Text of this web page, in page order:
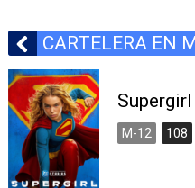
CARTELERA EN
Supergirl
M-12 108